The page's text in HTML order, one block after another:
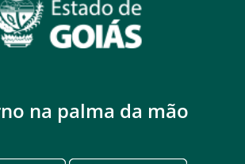
na palma da mão